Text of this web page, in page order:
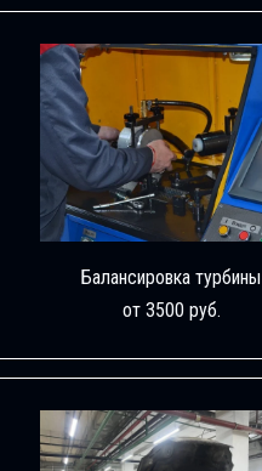
Балансировка турбины
от 3500 руб.